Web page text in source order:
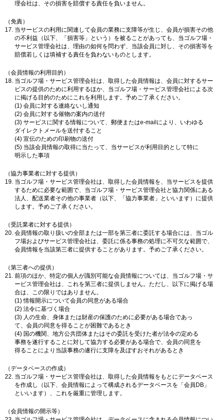
理会社は、その損害を賠償する責任を負いません。
（免責）
当サービスの利用に関連して会員の業務に支障等が生じ、会員が損害その他
の不利益（以下、「損害等」という）を被ることがあっても、当ゴルフ場・
サービス管理会社は、理由の如何を問わず、当該会員に対し、その損害等を
賠償若しくは填補する責任を負わないものとします。
（会員情報の利用目的）
当ゴルフ場・サービス管理会社は、取得した会員情報は、会員に対するサー
ビスの提供のために利用するほか、当ゴルフ場・サービス管理会社による次
に掲げる目的のためにこれを利用します。予めご了承ください。
(1) 会員に対する連絡ないし通知
(2) 会員に対する催物の案内の送付
(3) サービスに関する情報について、郵便またはe-mailにより、いわゆる
ダイレクトメールを送付すること
(4) 宣伝のための印刷物の送付
(5) 当該会員情報の取得に当たって、当サービスが利用目的として特に
明示した事項
（協力事業者に対する提供）
当ゴルフ場・サービス管理会社は、取得した会員情報を、当サービスを提供
するために必要な範囲で、当ゴルフ場・サービス管理会社と協力関係にある
法人、配送業者その他の事業者（以下、「協力事業者」といいます）に提供
します。予めご了承ください。
（受託業者に対する提供）
会員情報の取り扱いの全部または一部を第三者に委託する場合には、当ゴル
フ場およびサービス管理会社は、委託に係る事務の処理に不可欠な範囲で、
会員情報を当該第三者に提供することがあります。予めご了承ください。
（第三者への提供）
前項のほか、特定の個人が識別可能な会員情報については、当ゴルフ場・サ
ービス管理会社は、これを第三者に提供しません。ただし、以下に掲げる場
合は、この限りではありません。
(1) 情報開示について会員の同意がある場合
(2) 法令に基づく場合
(3) 人の生命、身体または財産の保護のために必要がある場合であっ
て、会員の同意を得ることが困難であるとき
(4) 国の機関、地方公共団体またはその委託を受けた者が法令の定める
事務を遂行することに対して協力する必要がある場合で、会員の同意を
得ることにより当該事務の遂行に支障を及ぼすおそれがあるとき
（データベースの作成）
当ゴルフ場・サービス管理会社は、取得した会員情報をもとにデータベース
を作成し（以下、会員情報によって構成されるデータベースを「会員DB」
といいます）、これを厳重に管理します。
（会員情報の開示等）